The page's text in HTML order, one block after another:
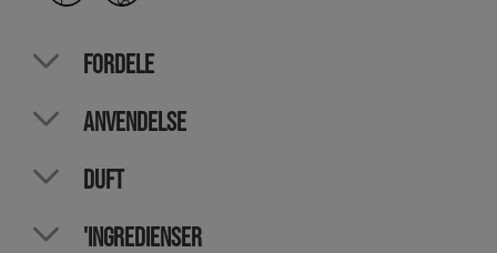
FORDELE
ANVENDELSE
DUFT
'INGREDIENSER